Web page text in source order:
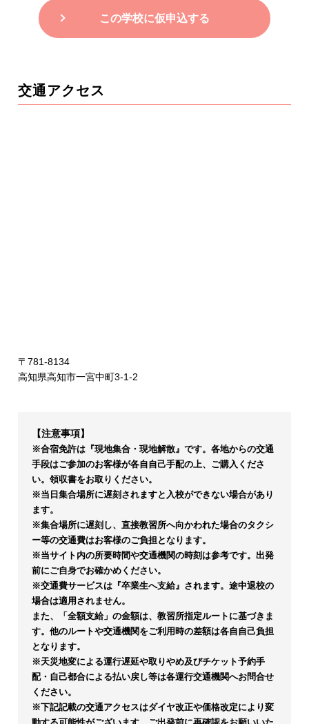
この学校に仮申込する
交通アクセス
〒781-8134
高知県高知市一宮中町3-1-2
【注意事項】
※合宿免許は『現地集合・現地解散』です。各地からの交通
手段はご参加のお客様が各自自己手配の上、ご購入くださ
い。領収書をお取りください。
※当日集合場所に遅刻されますと入校ができない場合があり
ます。
※集合場所に遅刻し、直接教習所へ向かわれた場合のタクシ
ー等の交通費はお客様のご負担となります。
※当サイト内の所要時間や交通機関の時刻は参考です。出発
前にご自身でお確かめください。
※交通費サービスは『卒業生へ支給』されます。途中退校の
場合は適用されません。
また、「全額支給」の金額は、教習所指定ルートに基づきま
す。他のルートや交通機関をご利用時の差額は各自自己負担
となります。
※天災地変による運行遅延や取りやめ及びチケット予約手
配・自己都合による払い戻し等は各運行交通機関へお問合せ
ください。
※下記記載の交通アクセスはダイヤ改正や価格改定により変